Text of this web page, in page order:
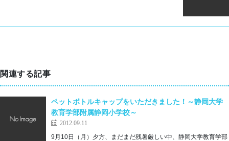
関連する記事
ペットボトルキャップをいただきました！～静岡大学
教育学部附属静岡小学校～
2012.09.11
9月10日（月）夕方、まだまだ残暑厳しい中、静岡大学教育学部